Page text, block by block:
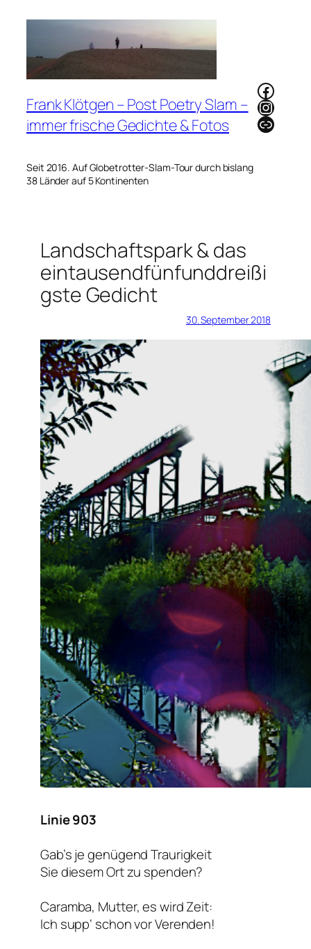
Frank Klötgen – Post Poetry Slam –
immer frische Gedichte & Fotos
Seit 2016. Auf Globetrotter-Slam-Tour durch bislang
38 Länder auf 5 Kontinenten
Link
Landschaftspark & das
eintausendfünfunddreißi
gste Gedicht
30. September 2018
Linie 903
Gab’s je genügend Traurigkeit
Sie diesem Ort zu spenden?
Caramba, Mutter, es wird Zeit:
Ich supp‘ schon vor Verenden!